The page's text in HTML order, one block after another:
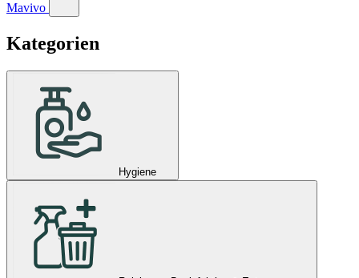
Mavivo
Kategorien
Hygiene